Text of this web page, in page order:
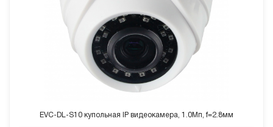
EVC-DL-S10 купольная IP видеокамера, 1.0Мп, f=2.8мм